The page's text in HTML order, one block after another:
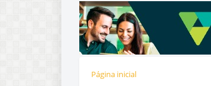
Página inicial